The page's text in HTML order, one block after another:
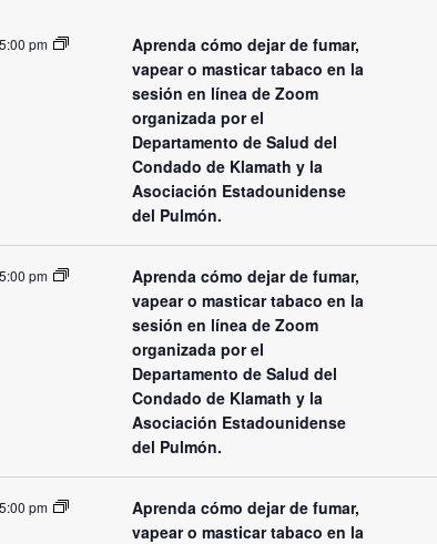
5:00 pm
Aprenda cómo dejar de fumar,
vapear o masticar tabaco en la
sesión en línea de Zoom
organizada por el
Departamento de Salud del
Condado de Klamath y la
Asociación Estadounidense
del Pulmón.
5:00 pm
Aprenda cómo dejar de fumar,
vapear o masticar tabaco en la
sesión en línea de Zoom
organizada por el
Departamento de Salud del
Condado de Klamath y la
Asociación Estadounidense
del Pulmón.
5:00 pm
Aprenda cómo dejar de fumar,
vapear o masticar tabaco en la